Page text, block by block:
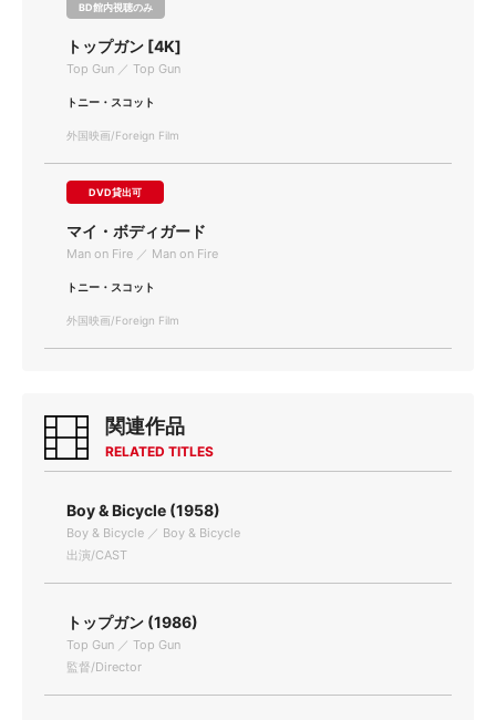
BD館内視聴のみ
トップガン [4K]
Top Gun ／ Top Gun
トニー・スコット
外国映画/Foreign Film
DVD貸出可
マイ・ボディガード
Man on Fire ／ Man on Fire
トニー・スコット
外国映画/Foreign Film
関連作品
RELATED TITLES
Boy & Bicycle (1958)
Boy & Bicycle ／ Boy & Bicycle
出演/CAST
トップガン (1986)
Top Gun ／ Top Gun
監督/Director